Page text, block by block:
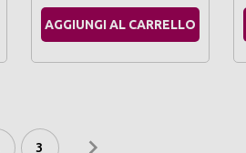
AGGIUNGI AL CARRELLO
3